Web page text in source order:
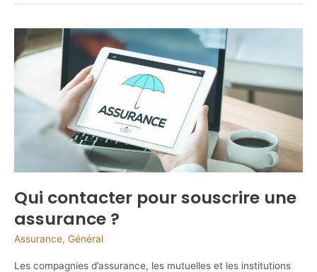
d’assurance
Qui contacter pour souscrire une
assurance ?
Assurance, Général
Les compagnies d’assurance, les mutuelles et les institutions